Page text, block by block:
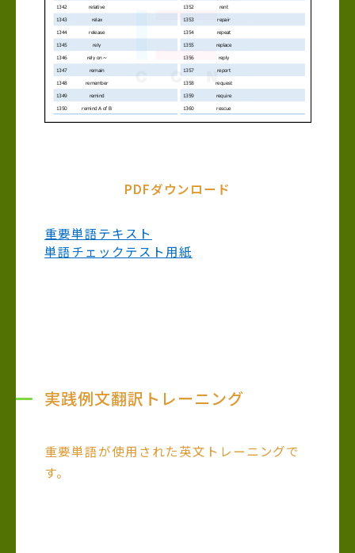
PDFダウンロード
重要単語テキスト
単語チェックテスト用紙
実践例文翻訳トレーニング
重要単語が使用された英文トレーニングで
す。